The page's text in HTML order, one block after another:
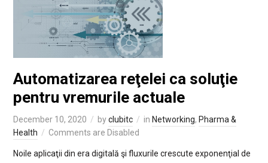
Automatizarea reţelei ca soluţie
pentru vremurile actuale
December 10, 2020 byclubitc in Networking, Pharma &
Health
Comments are Disabled
Noile aplicaţii din era digitală şi fluxurile crescute exponenţial de